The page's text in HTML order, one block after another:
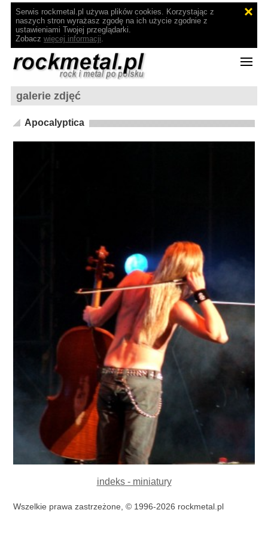
Serwis rockmetal.pl używa plików cookies. Korzystając z
naszych stron wyrażasz zgodę na ich użycie zgodnie z
ustawieniami Twojej przeglądarki.
Zobacz więcej informacji.
galerie zdjęć
Apocalyptica
indeks - miniatury
Wszelkie prawa zastrzeżone, © 1996-2026 rockmetal.pl